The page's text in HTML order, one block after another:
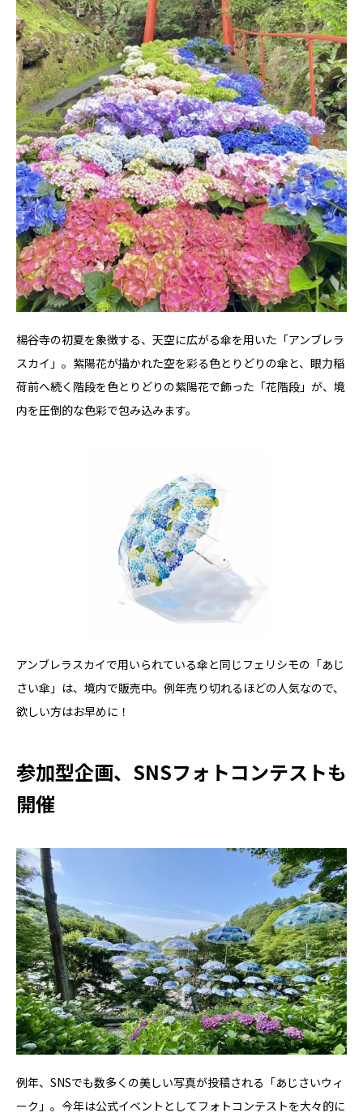
楊谷寺の初夏を象徴する、天空に広がる傘を用いた「アンブレラ
スカイ」。紫陽花が描かれた空を彩る色とりどりの傘と、眼力稲
荷前へ続く階段を色とりどりの紫陽花で飾った「花階段」が、境
内を圧倒的な色彩で包み込みます。
アンブレラスカイで用いられている傘と同じフェリシモの「あじ
さい傘」は、境内で販売中。例年売り切れるほどの人気なので、
欲しい方はお早めに！
参加型企画、SNSフォトコンテストも
開催
例年、SNSでも数多くの美しい写真が投稿される「あじさいウィ
ーク」。今年は公式イベントとしてフォトコンテストを大々的に